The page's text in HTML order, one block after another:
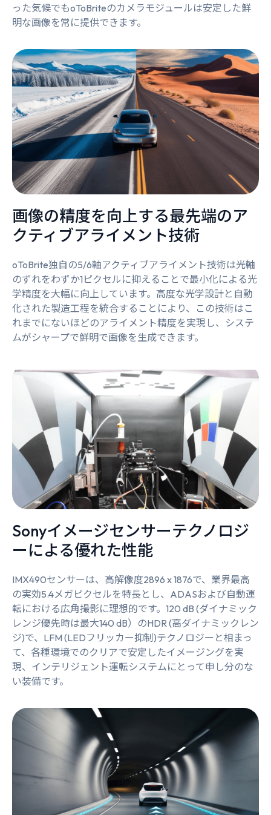
った気候でもoToBriteのカメラモジュールは安定した鮮
明な画像を常に提供できます。
画像の精度を向上する最先端のア
クティブアライメント技術
oToBrite独自の5/6軸アクティブアライメント技術は光軸
のずれをわずか1ピクセルに抑えることで最小化による光
学精度を大幅に向上しています。高度な光学設計と自動
化された製造工程を統合することにより、この技術はこ
れまでにないほどのアライメント精度を実現し、システ
ムがシャープで鮮明で画像を生成できます。
Sonyイメージセンサーテクノロジ
ーによる優れた性能
IMX490センサーは、高解像度2896 x 1876で、業界最高
の実効5.4メガピクセルを特長とし、ADASおよび自動運
転における広角撮影に理想的です。120 dB (ダイナミック
レンジ優先時は最大140 dB）のHDR (高ダイナミックレン
ジ)で、LFM (LEDフリッカー抑制)テクノロジーと相まっ
て、各種環境でのクリアで安定したイメージングを実
現、インテリジェント運転システムにとって申し分のな
い装備です。